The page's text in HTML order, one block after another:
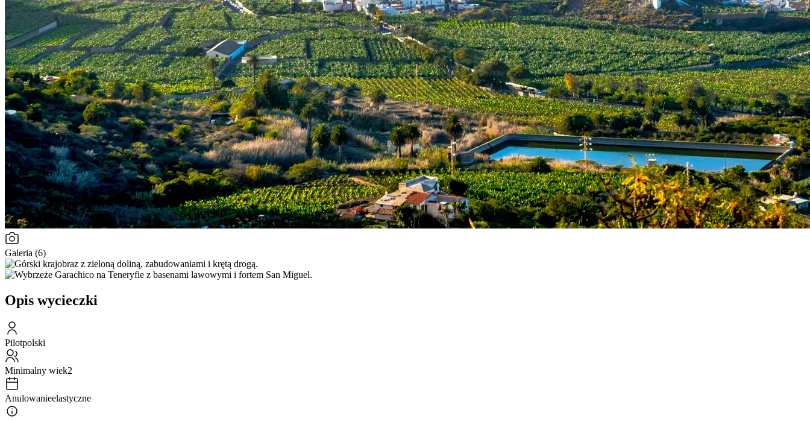
Galeria (6)
Opis wycieczki
Pilotpolski
Minimalny wiek2
Anulowanieelastyczne